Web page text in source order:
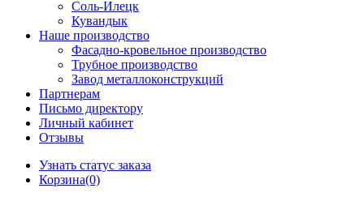
Соль-Илецк
Кувандык
Наше производство
Фасадно-кровельное производство
Трубное производство
Завод металлоконструкций
Партнерам
Письмо директору
Личный кабинет
Отзывы
Узнать статус заказа
Корзина(0)